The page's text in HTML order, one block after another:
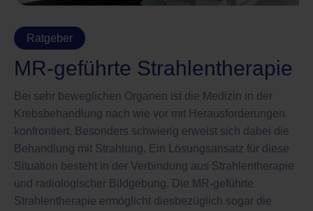
Ratgeber
MR-geführte Strahlentherapie
Bei sehr beweglichen Organen ist die Medizin in der
Krebsbehandlung nach wie vor mit Herausforderungen
konfrontiert. Besonders schwierig erweist sich dabei die
Behandlung mit Strahlung. Ein Lösungsansatz für diese
Situation besteht in der Verbindung aus Strahlentherapie
und radiologischer Bildgebung. Die MR-geführte
Strahlentherapie ermöglicht diesbezüglich sogar die